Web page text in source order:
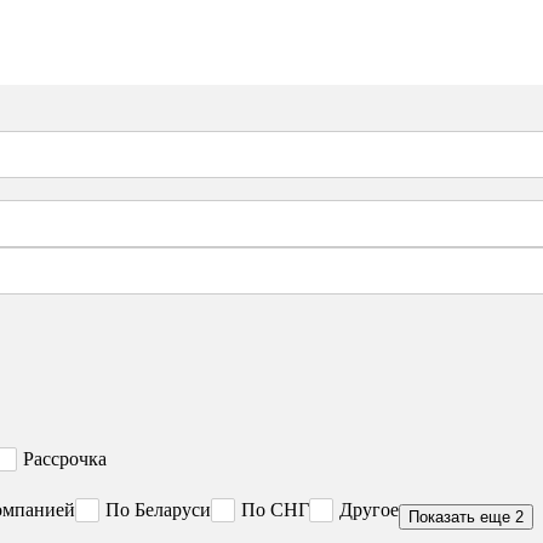
Рассрочка
По Беларуси По СНГ Другое Показать еще 2